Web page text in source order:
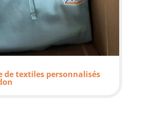
de textiles personnalisés